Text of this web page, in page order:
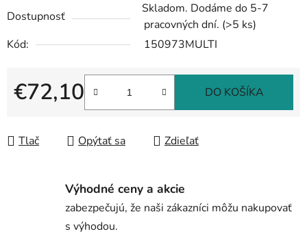
Dostupnosť
Skladom. Dodáme do 5-7
pracovných dní. (>5 ks)
Kód:
150973MULTI
€72,10
Jednotková cena:
DO KOŠÍKA
Tlač Opýtať sa Zdieľať
Výhodné ceny a akcie
zabezpečujú, že naši zákazníci môžu nakupovať
s výhodou.